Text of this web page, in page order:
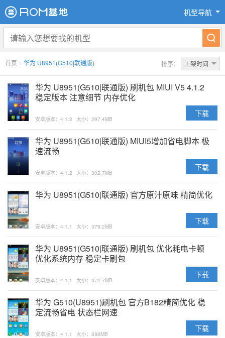
机型导航
首页 > 华为 U8951(G510|联通版) 排序： 上架时间
华为 U8951(G510|联通版) 刷机包 MIUI V5 4.1.2
稳定版本 注意细节 内存优化
安卓版本：4.1.2 大小：297.4MB
下载
华为 U8951(G510|联通版) MIUI5增加省电脚本 极
速流畅
安卓版本：4.1.2 大小：302.7MB
下载
华为 U8951(G510|联通版) 官方原汁原味 精简优化
安卓版本：4.1.1 大小：379.2MB
下载
华为 U8951(G510|联通版) 刷机包 优化耗电卡顿
优化系统内存 稳定卡刷包
安卓版本：4.1.1 大小：372.7MB
下载
华为 G510(U8951)刷机包 官方B182精简优化 稳
定流畅省电 状态栏网速
安卓版本：4.1.1 大小：288MB
下载